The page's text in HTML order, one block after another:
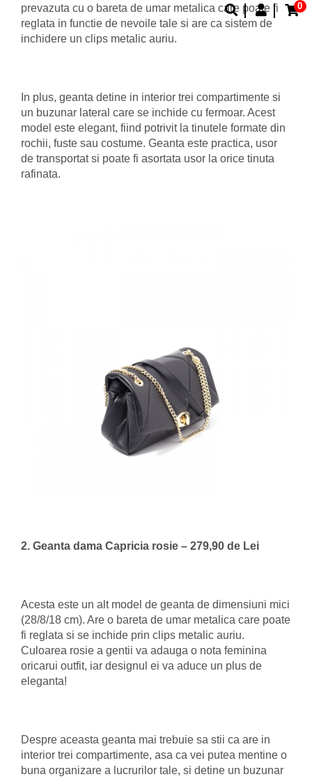
0
prevazuta cu o bareta de umar metalica care poate fi
reglata in functie de nevoile tale si are ca sistem de
inchidere un clips metalic auriu.
In plus, geanta detine in interior trei compartimente si
un buzunar lateral care se inchide cu fermoar. Acest
model este elegant, fiind potrivit la tinutele formate din
rochii, fuste sau costume. Geanta este practica, usor
de transportat si poate fi asortata usor la orice tinuta
rafinata.
2. Geanta dama Capricia rosie – 279,90 de Lei
Acesta este un alt model de geanta de dimensiuni mici
(28/8/18 cm). Are o bareta de umar metalica care poate
fi reglata si se inchide prin clips metalic auriu.
Culoarea rosie a gentii va adauga o nota feminina
oricarui outfit, iar designul ei va aduce un plus de
eleganta!
Despre aceasta geanta mai trebuie sa stii ca are in
interior trei compartimente, asa ca vei putea mentine o
buna organizare a lucrurilor tale, si detine un buzunar